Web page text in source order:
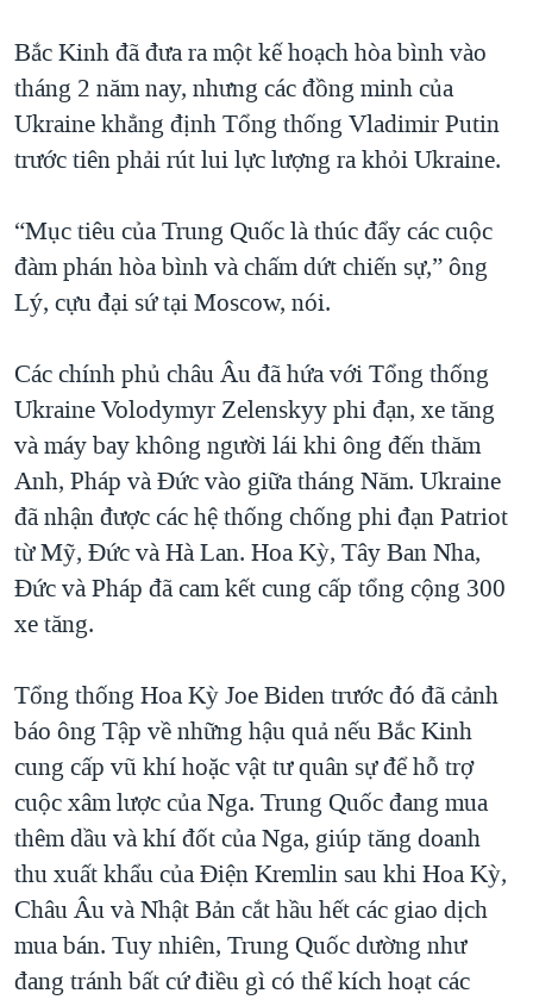
Bắc Kinh đã đưa ra một kế hoạch hòa bình vào
tháng 2 năm nay, nhưng các đồng minh của
Ukraine khẳng định Tổng thống Vladimir Putin
trước tiên phải rút lui lực lượng ra khỏi Ukraine.
“Mục tiêu của Trung Quốc là thúc đẩy các cuộc
đàm phán hòa bình và chấm dứt chiến sự,” ông
Lý, cựu đại sứ tại Moscow, nói.
Các chính phủ châu Âu đã hứa với Tổng thống
Ukraine Volodymyr Zelenskyy phi đạn, xe tăng
và máy bay không người lái khi ông đến thăm
Anh, Pháp và Đức vào giữa tháng Năm. Ukraine
đã nhận được các hệ thống chống phi đạn Patriot
từ Mỹ, Đức và Hà Lan. Hoa Kỳ, Tây Ban Nha,
Đức và Pháp đã cam kết cung cấp tổng cộng 300
xe tăng.
Tổng thống Hoa Kỳ Joe Biden trước đó đã cảnh
báo ông Tập về những hậu quả nếu Bắc Kinh
cung cấp vũ khí hoặc vật tư quân sự để hỗ trợ
cuộc xâm lược của Nga. Trung Quốc đang mua
thêm dầu và khí đốt của Nga, giúp tăng doanh
thu xuất khẩu của Điện Kremlin sau khi Hoa Kỳ,
Châu Âu và Nhật Bản cắt hầu hết các giao dịch
mua bán. Tuy nhiên, Trung Quốc dường như
đang tránh bất cứ điều gì có thể kích hoạt các